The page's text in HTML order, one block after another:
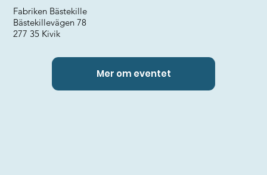
Fabriken Bästekille
Bästekillevägen 78
277 35 Kivik
Mer om eventet